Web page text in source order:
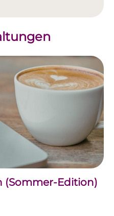
(Sommer-Edition)